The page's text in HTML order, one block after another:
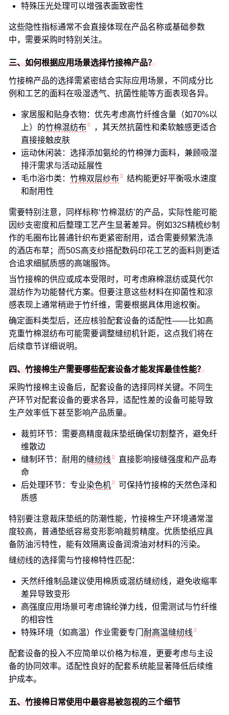
特殊压光处理可以增强表面致密性
这些隐性指标通常不会直接体现在产品名称或基础参数
中，需要采购时特别关注。
三、如何根据应用场景选择竹接棉产品？
竹接棉产品的选择需紧密结合实际应用场景，不同成分比
例和工艺的面料在吸湿透气、抗菌性能等方面表现各异。
家居服和贴身衣物：优先考虑高竹纤维含量（如70%以
上）的竹棉混纺布
，其天然抗菌性和柔软触感更适合
直接接触皮肤
运动休闲装：选择添加氨纶的竹棉弹力面料，兼顾吸湿
排汗需求与活动延展性
毛巾浴巾类： 竹棉双层纱布
结构能更好平衡吸水速度
和耐用性
需要特别注意，同样标称‘竹棉混纺’的产品，实际性能可能
因纱支密度和后整理工艺产生显著差异。例如32S精梳纱制
作的毛圈布比普通针织布更紧密耐用，适合需要频繁洗涤
的酒店布草；而50S高支纱搭配数码印花工艺的面料则更适
合追求细腻质感的高端服饰。
当竹接棉的供应或成本受限时，可考虑麻棉混纺或莫代尔
混纺作为功能替代方案。但要注意这些材料在抑菌性和凉
感表现上通常稍逊于竹纤维，需要根据具体用途权衡。
确定面料类型后，还应核验配套设备的适配性——比如高
克重竹棉混纺布可能需要调整缝纫机针距，这点我们将在
后续章节详细说明。
四、竹接棉生产需要哪些配套设备才能发挥最佳性能？
采购竹接棉主设备后，配套设备的选择同样关键。不同生
产环节对配套设备的要求各异，适配性差的设备可能导致
生产效率低下甚至影响产品质量。
裁剪环节：需要高精度裁床垫纸确保切割整齐，避免纤
维散边
缝制环节：耐用的缝纫线
直接影响接缝强度和产品寿
命
后处理环节：专业染色机
可保持竹接棉的天然色泽和
质感
特别要注意裁床垫纸的防潮性能，竹接棉生产环境通常湿
度较高，普通垫纸容易变形影响裁剪精度。优质垫纸应具
备防油污特性，能有效隔离设备润滑油对材料的污染。
缝纫线的选择需与竹接棉特性匹配：
天然纤维制品建议使用棉质或混纺缝纫线，避免收缩率
差异导致变形
高强度应用场景可考虑锦纶弹力线，但需测试与竹纤维
的相容性
特殊环境（如高温）作业需要专门 耐高温缝纫线
配套设备的投入不应简单以价格为标准，更要考虑与主设
备的协同效率。适配性良好的配套系统能显著降低后续维
护成本。
五、竹接棉日常使用中最容易被忽视的三个细节